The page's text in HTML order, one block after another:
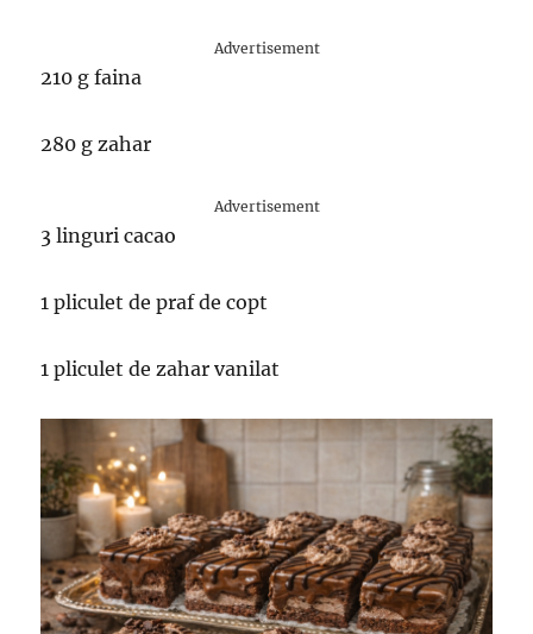
Advertisement
210 g faina
280 g zahar
Advertisement
3 linguri cacao
1 pliculet de praf de copt
1 pliculet de zahar vanilat